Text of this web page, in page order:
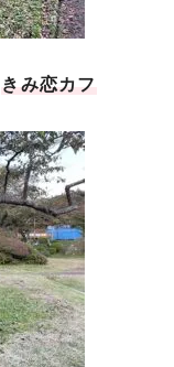
きみ恋カフ